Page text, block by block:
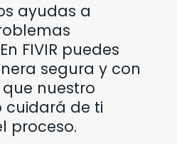
ayudas a
FIVIR puedes
segura y con
nuestro
cuidará de ti
proceso.